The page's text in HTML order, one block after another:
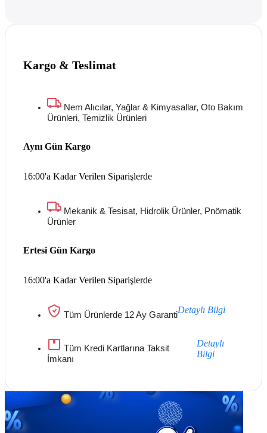
Kargo & Teslimat
Nem Alıcılar, Yağlar & Kimyasallar, Oto Bakım
Ürünleri, Temizlik Ürünleri
16:00'a Kadar Verilen Siparişlerde
Aynı Gün Kargo
Mekanik & Tesisat, Hidrolik Ürünler, Pnömatik
Ürünler
16:00'a Kadar Verilen Siparişlerde
Ertesi Gün Kargo
Tüm Ürünlerde 12 Ay GarantiDetaylı Bilgi
Tüm Kredi Kartlarına Taksit
İmkanı
Detaylı
Bilgi